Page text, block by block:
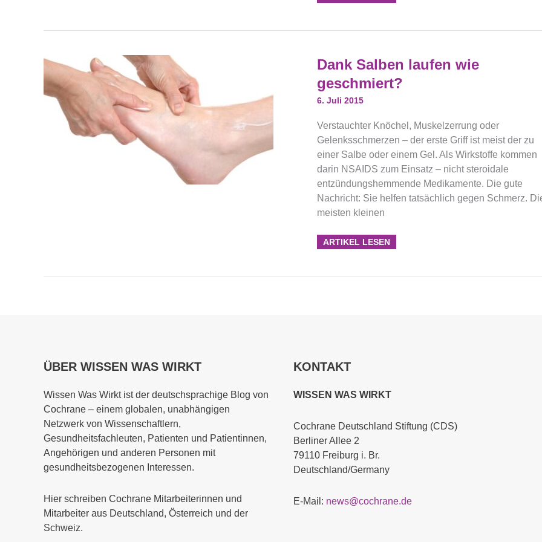
Dank Salben laufen wie
geschmiert?
6. Juli 2015
Verstauchter Knöchel, Muskelzerrung oder
Gelenksschmerzen – der erste Griff ist meist der zu
einer Salbe oder einem Gel. Als Wirkstoffe kommen
darin NSAIDS zum Einsatz – nicht steroidale
entzündungshemmende Medikamente. Die gute
Nachricht: Sie helfen tatsächlich gegen Schmerz.
meisten kleinen
Dank
Salben
Wie
Geschmiert?
ARTIKEL LESEN
ÜBER WISSEN WAS WIRKT
Wissen Was Wirkt ist der deutschsprachige Blog von
Cochrane – einem globalen, unabhängigen
Netzwerk von Wissenschaftlern,
Gesundheitsfachleuten, Patienten und Patientinnen,
Angehörigen und anderen Personen mit
gesundheitsbezogenen Interessen.
Hier schreiben Cochrane Mitarbeiterinnen und
Mitarbeiter aus Deutschland, Österreich und der
Schweiz.
KONTAKT
WISSEN WAS WIRKT
Cochrane Deutschland Stiftung (CDS)
Berliner Allee 2
79110 Freiburg i. Br.
Deutschland/Germany
E-Mail: news@cochrane.de